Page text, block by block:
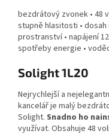
bezdrátový zvonek • 48
stupně hlasitosti •
prostranství • napájení
spotřeby energie •
Solight 1L20
Nejrychlejší a
kancelář je malý
Solight. Snadno ho
využívat. Obsahuje 48